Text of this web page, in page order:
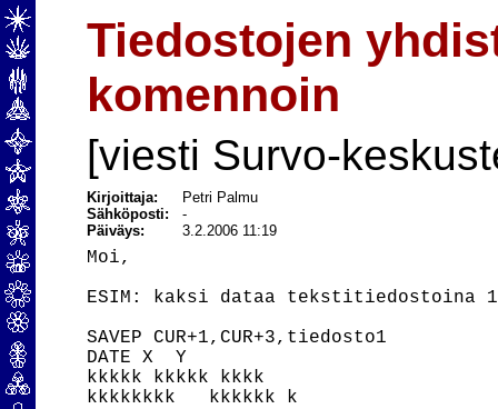
Tiedostojen
komennoin
[viesti Survo-
Kirjoittaja:
Petri Palmu
Sähköposti:-
Päiväys:
3.2.2006 11:19
Moi,
ESIM: kaksi dataa tekstitiedostoina
SAVEP CUR+1,CUR+3,tiedosto1
DATE X  Y
kkkkk kkkkk kkkk
kkkkkkkk   kkkkkk k